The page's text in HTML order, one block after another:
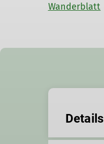
Wanderblatt
Details